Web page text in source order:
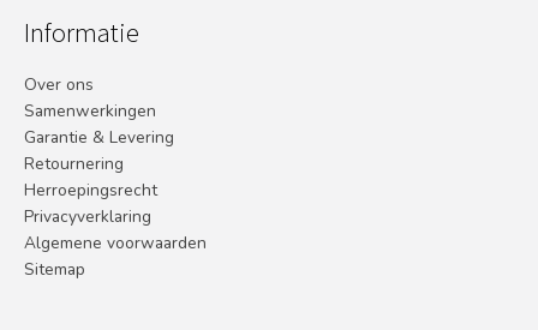
Informatie
Over ons
Samenwerkingen
Garantie & Levering
Retournering
Herroepingsrecht
Privacyverklaring
Algemene voorwaarden
Sitemap